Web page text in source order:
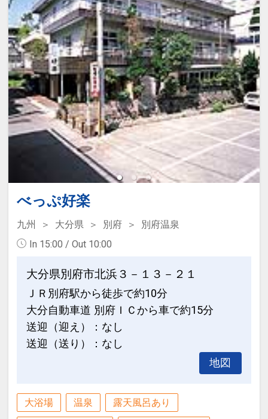
べっぷ好楽
九州 大分県 別府
別府温泉
In 15:00 / Out 10:00
大分県別府市北浜３－１３－２１
ＪＲ別府駅から徒歩で約10分
大分自動車道 別府ＩＣから車で約15分
送迎（迎え）：なし
送迎（送り）：なし
地図
大浴場 温泉 露天風呂あり